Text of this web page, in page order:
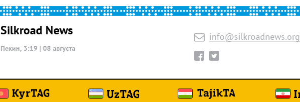
Silkroad News
Пекин, 3:19 | 08 августа
info@silkroadnews.org